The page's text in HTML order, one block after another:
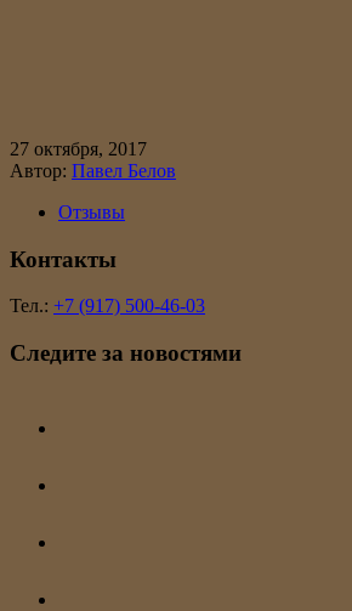
27 октября, 2017
Автор: Павел Белов
Отзывы
Контакты
Тел.: +7 (917) 500-46-03
Следите за новостями